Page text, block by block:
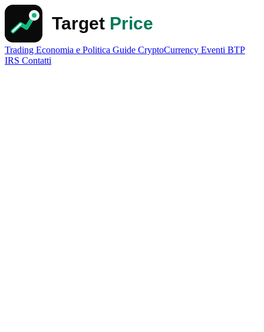
Trading Economia e Politica Guide CryptoCurrency Eventi BTP
IRS Contatti